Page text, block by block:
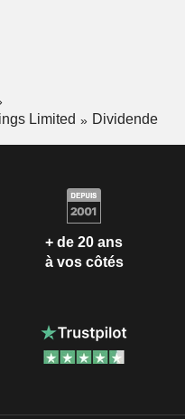
Limited
Dividende
+ de 20 ans
à vos côtés